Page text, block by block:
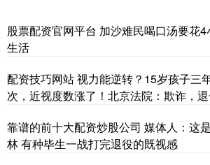
股票配资官网平台 加沙难民喝口汤要花
生活
配资技巧网站 视力能逆转？15岁孩子三
次，近视度数涨了！北京法院：欺诈，
靠谱的前十大配资炒股公司 媒体人：这
林 有种毕生一战打完退役的既视感